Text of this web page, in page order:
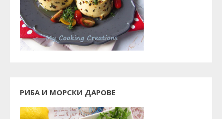
РИБА И МОРСКИ ДАРОВЕ